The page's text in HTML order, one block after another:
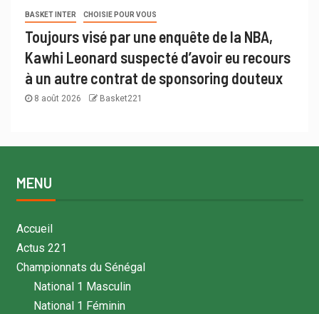
BASKET INTER CHOISIE POUR VOUS
Toujours visé par une enquête de la NBA,
Kawhi Leonard suspecté d’avoir eu recours
à un autre contrat de sponsoring douteux
8 août 2026 Basket221
MENU
Accueil
Actus 221
Championnats du Sénégal
National 1 Masculin
National 1 Féminin